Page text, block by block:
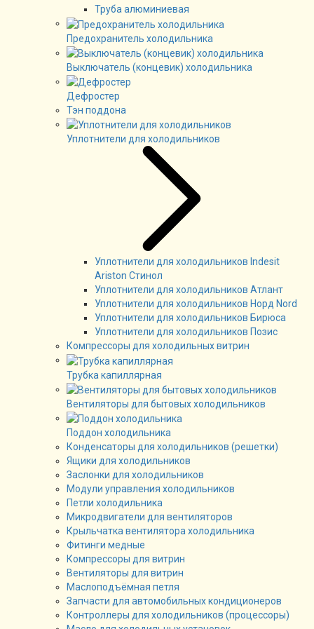
Труба алюминиевая
Предохранитель холодильника
Выключатель (концевик) холодильника
Дефростер
Тэн поддона
Уплотнители для холодильников
Уплотнители для холодильников Indesit
Ariston Стинол
Уплотнители для холодильников Атлант
Уплотнители для холодильников Норд Nord
Уплотнители для холодильников Бирюса
Уплотнители для холодильников Позис
Компрессоры для холодильных витрин
Трубка капиллярная
Вентиляторы для бытовых холодильников
Поддон холодильника
Конденсаторы для холодильников (решетки)
Ящики для холодильников
Заслонки для холодильников
Модули управления холодильников
Петли холодильника
Микродвигатели для вентиляторов
Крыльчатка вентилятора холодильника
Фитинги медные
Компрессоры для витрин
Вентиляторы для витрин
Маслоподъёмная петля
Запчасти для автомобильных кондиционеров
Контроллеры для холодильников (процессоры)